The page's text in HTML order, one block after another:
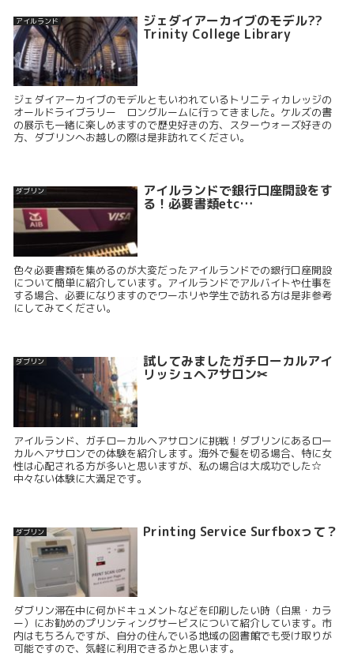
アイルランド ジェダイアーカイブのモデル??
Trinity College Library
ジェダイアーカイブのモデルともいわれているトリニティカレッジの
オールドライブラリー ロングルームに行ってきました。ケルズの書
の展示も一緒に楽しめますので歴史好きの方、スターウォーズ好きの
方、ダブリンへお越しの際は是非訪れてください。
ダブリン アイルランドで銀行口座開設をす
る！必要書類etc…
色々必要書類を集めるのが大変だったアイルランドでの銀行口座開設
について簡単に紹介しています。アイルランドでアルバイトや仕事を
する場合、必要になりますのでワーホリや学生で訪れる方は是非参考
にしてみてください。
ダブリン 試してみましたガチローカルアイ
リッシュヘアサロン✂
アイルランド、ガチローカルヘアサロンに挑戦！ダブリンにあるロー
カルヘアサロンでの体験を紹介します。海外で髪を切る場合、特に女
性は心配される方が多いと思いますが、私の場合は大成功でした☆
中々ない体験に大満足です。
ダブリン Printing Service Surfboxって？
ダブリン滞在中に何かドキュメントなどを印刷したい時（白黒・カラ
ー）にお勧めのプリンティングサービスについて紹介しています。市
内はもちろんですが、自分の住んでいる地域の図書館でも受け取りが
可能ですので、気軽に利用できるかと思います。